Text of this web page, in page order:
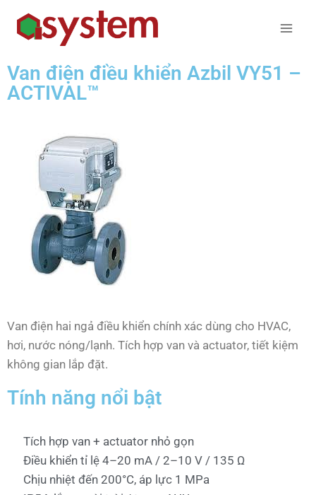
Van điện điều khiển Azbil VY51 –
ACTIVAL™
Van điện hai ngả điều khiển chính xác dùng cho HVAC,
hơi, nước nóng/lạnh. Tích hợp van và actuator, tiết kiệm
không gian lắp đặt.
Tính năng nổi bật
Tích hợp van + actuator nhỏ gọn
Điều khiển tỉ lệ 4–20 mA / 2–10 V / 135 Ω
Chịu nhiệt đến 200°C, áp lực 1 MPa